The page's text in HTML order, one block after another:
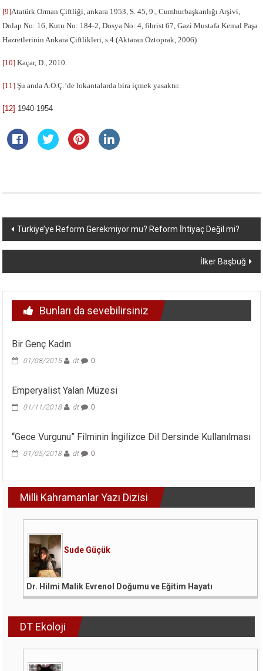
[9]Atatürk Orman Çiftliği, ankara 1953, S. 45, 9., Cumhurbaşkanlığı Arşivi,
Dolap No: 16, Kutu No: 184-2, Dosya No: 4, fihrist 67, Gazi Mustafa Kemal Paşa
Hazretlerinin Ankara Çiftlikleri, s.4 (Aktaran Öztoprak, 2006)
[10] Kaçar, D., 2010.
[11] Şu anda A.O.Ç.’de lokantalarda bira içmek yasaktır.
[12] 1940-1954
Yazı
dolaşımı
Türkiye’ye Reform Gerekmiyor mu? Reform İhtiyaç Değil mi?
İlker Başbuğ
Bunları da sevebilirsiniz
Bir Genç Kadın
01/08/2015 dt 0
Emperyalist Yalan Müzesi
01/11/2018 dt 0
“Gece Vurgunu” Filminin İngilizce Dil Dersinde Kullanılması
01/05/2018 dt 0
Milli Kahramanlar Yazı Dizisi
Sude Güçük
Dr. Hilmi Malik Evrenol Doğumu ve Eğitim Hayatı
DT Ekoloji